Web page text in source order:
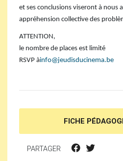
et ses conclusions viseront à nous
appréhension collective des
ATTENTION,
le nombre de places est limité
RSVP àinfo@jeudisducinema.be
FICHE
PARTAGER